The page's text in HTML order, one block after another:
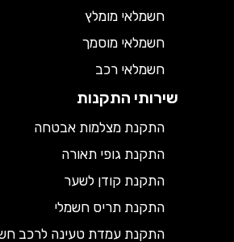
חשמלאי מומלץ
חשמלאי מוסמך
חשמלאי רכב
שירותי התקנות
התקנת מצלמות אבטחה
התקנת גופי תאורה
התקנת קודן לשער
התקנת תריס חשמלי
התקנת עמדת טעינה לרכב